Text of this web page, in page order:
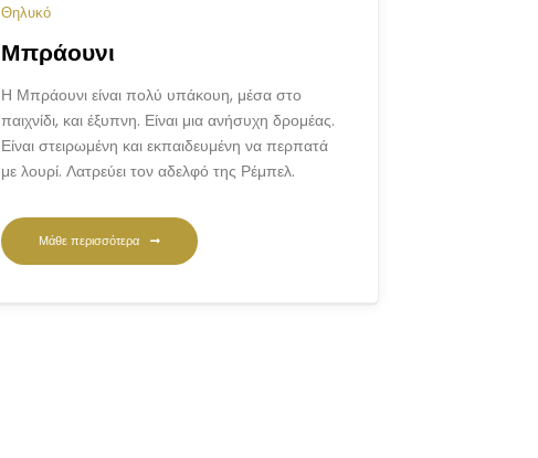
Θηλυκό
Μπράουνι
Η Μπράουνι είναι πολύ υπάκουη, μέσα στο
παιχνίδι, και έξυπνη. Είναι μια ανήσυχη δρομέας.
Είναι στειρωμένη και εκπαιδευμένη να περπατά
με λουρί. Λατρεύει τον αδελφό της Ρέμπελ.
Μάθε περισσότερα